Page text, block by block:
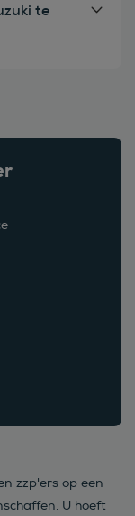
te
zzp'ers op een
U hoeft